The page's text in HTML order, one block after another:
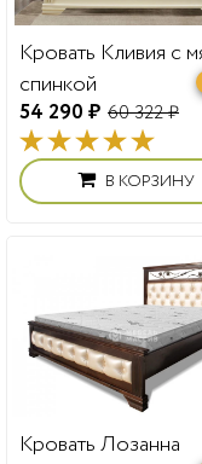
Кровать Кливия с
спинкой
54 290 ₽ 60 322 ₽
В КОРЗИНУ
Кровать Лозанна